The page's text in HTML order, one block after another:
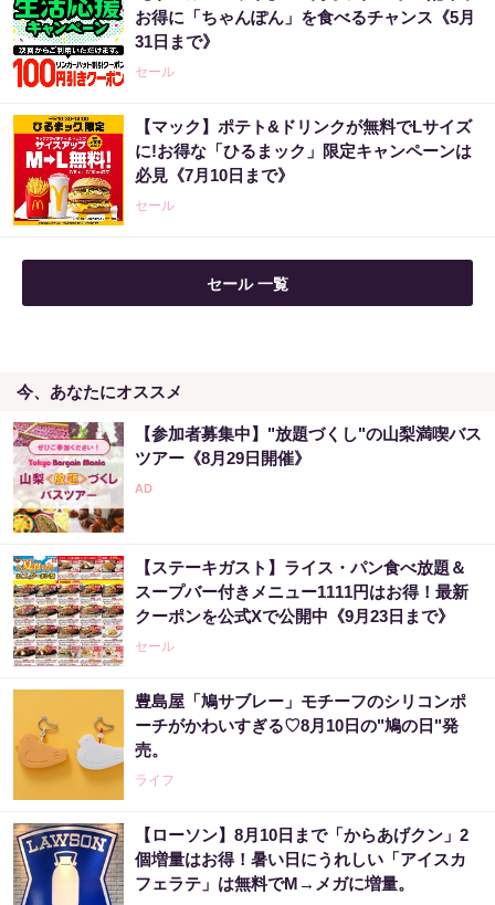
お得に「ちゃんぽん」を食べるチャンス《5月
31日まで》
セール
【マック】ポテト&ドリンクが無料でLサイズ
に!お得な「ひるまック」限定キャンペーンは
必見《7月10日まで》
セール
セール 一覧
今、あなたにオススメ
【参加者募集中】"放題づくし"の山梨満喫バス
ツアー《8月29日開催》
【ステーキガスト】ライス・パン食べ放題＆
スープバー付きメニュー1111円はお得！最新
クーポンを公式Xで公開中《9月23日まで》
セール
豊島屋「鳩サブレー」モチーフのシリコンポ
ーチがかわいすぎる♡8月10日の"鳩の日"発
売。
ライフ
【ローソン】8月10日まで「からあげクン」2
個増量はお得！暑い日にうれしい「アイスカ
フェラテ」は無料でM→メガに増量。